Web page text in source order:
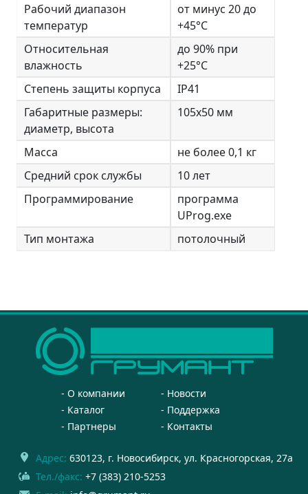
Рабочий диапазон
температур
от минус 20 до
+45°C
Относительная
влажность
до 90% при
+25°C
Степень защиты корпуса
IР41
Габаритные размеры:
диаметр, высота
105х50 мм
Масса
не более 0,1 кг
Средний срок службы
10 лет
Программирование
программа
UProg.exe
Тип монтажа
потолочный
О компании
Новости
Каталог
Поддержка
Партнеры
Контакты
Адрес: 630123, г. Новосибирск, ул. Красногорская, 27а
Тел./факс: +7 (383) 210-5253